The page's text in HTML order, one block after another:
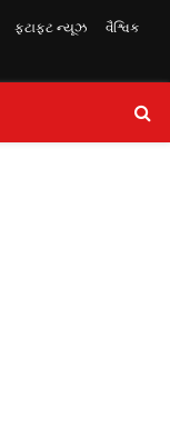
ફટાફટ ન્યૂઝ વૈશ્વિક